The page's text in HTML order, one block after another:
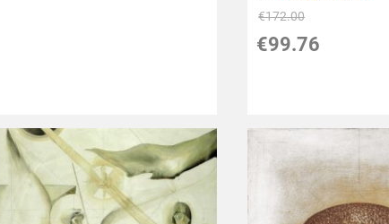
€172.00
€99.76